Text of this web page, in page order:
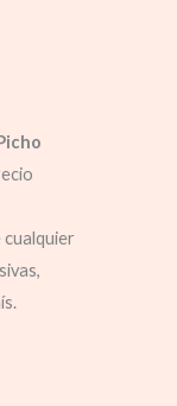
cualquier